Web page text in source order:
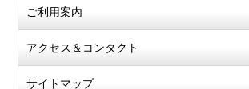
ご利用案内
アクセス＆コンタクト
サイトマップ